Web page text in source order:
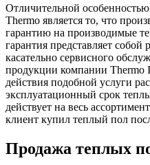
Отличительной
Thermo является то, что
гарантию на производимые
гарантия представляет
касательно сервисного
продукции компании Thermo
действия подобной услуги
эксплуатационный срок
действует на весь
клиент купил теплый пол
Продажа теплых